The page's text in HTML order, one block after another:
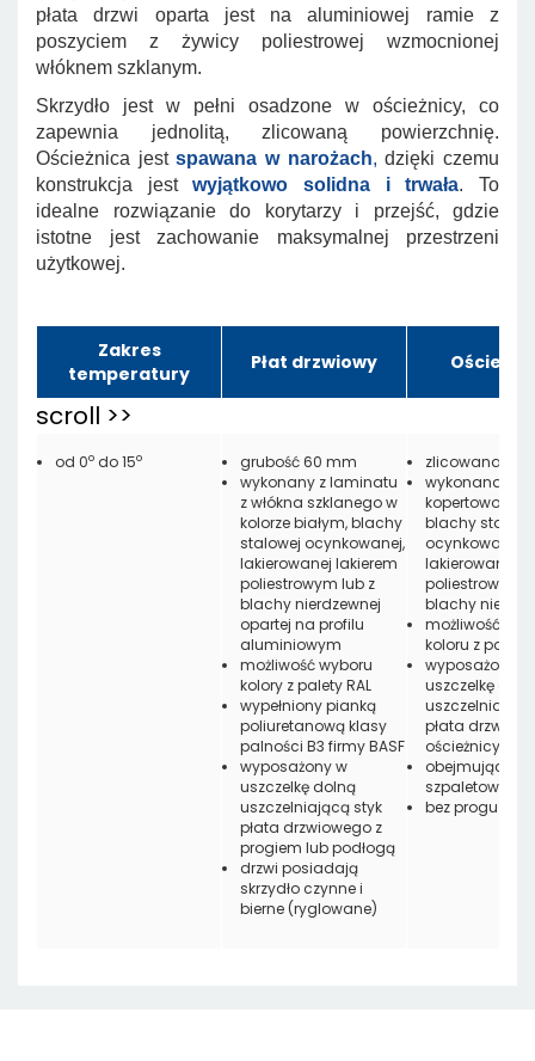
płata drzwi oparta jest na aluminiowej ramie z
poszyciem z żywicy poliestrowej wzmocnionej
włóknem szklanym.
Skrzydło jest w pełni osadzone w ościeżnicy, co
zapewnia jednolitą, zlicowaną powierzchnię.
Ościeżnica jestspawana w narożach, dzięki czemu
konstrukcja jestwyjątkowo solidna i trwała. To
idealne rozwiązanie do korytarzy i przejść, gdzie
istotne jest zachowanie maksymalnej przestrzeni
użytkowej.
Zakres
temperatury
Płat drzwiowy
od 0o do 15o
grubość 60 mm
wykonany z laminatu
z włókna szklanego w
kolorze białym, blachy
stalowej ocynkowanej,
lakierowanej lakierem
poliestrowym lub z
blachy nierdzewnej
opartej na profilu
aluminiowym
możliwość wyboru
kolory z palety RAL
wypełniony pianką
poliuretanową klasy
palności B3 firmy BASF
wyposażony w
uszczelkę dolną
uszczelniającą styk
płata drzwiowego z
progiem lub podłogą
drzwi posiadają
skrzydło czynne i
bierne (ryglowane)
zlicowana
wykonana z
kopertowo
blachy
ocynkowanej,
lakierowanej
poliestrowym
blachy
możliwość
koloru z palety
wyposażona w
uszczelkę
płata
ościeżnicy
obejmująca
szpaletowa
bez progu